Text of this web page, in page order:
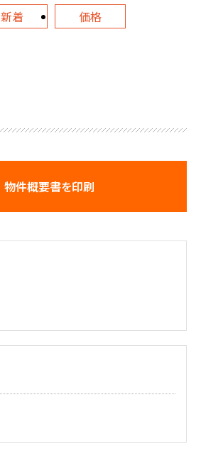
新着
価格
物件概要書を印刷